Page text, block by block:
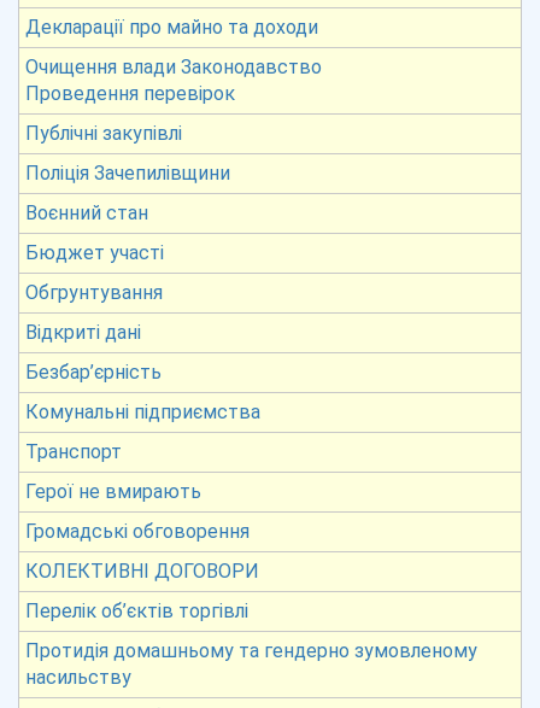
Декларації про майно та доходи
Очищення влади Законодавство
Проведення перевірок
Публічні закупівлі
Поліція Зачепилівщини
Воєнний стан
Бюджет участі
Обгрунтування
Відкриті дані
Безбар’єрність
Комунальні підприємства
Транспорт
Герої не вмирають
Громадські обговорення
КОЛЕКТИВНІ ДОГОВОРИ
Перелік об’єктів торгівлі
Протидія домашньому та гендерно зумовленому
насильству